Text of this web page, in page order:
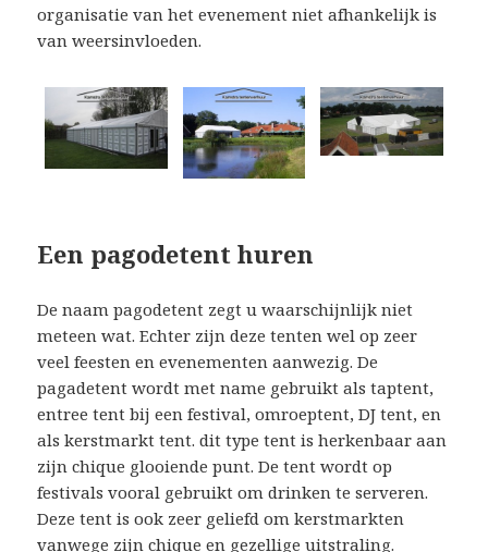
organisatie van het evenement niet afhankelijk is
van weersinvloeden.
Een pagodetent huren
De naam pagodetent zegt u waarschijnlijk niet
meteen wat. Echter zijn deze tenten wel op zeer
veel feesten en evenementen aanwezig. De
pagadetent wordt met name gebruikt als taptent,
entree tent bij een festival, omroeptent, DJ tent, en
als kerstmarkt tent. dit type tent is herkenbaar aan
zijn chique glooiende punt. De tent wordt op
festivals vooral gebruikt om drinken te serveren.
Deze tent is ook zeer geliefd om kerstmarkten
vanwege zijn chique en gezellige uitstraling.